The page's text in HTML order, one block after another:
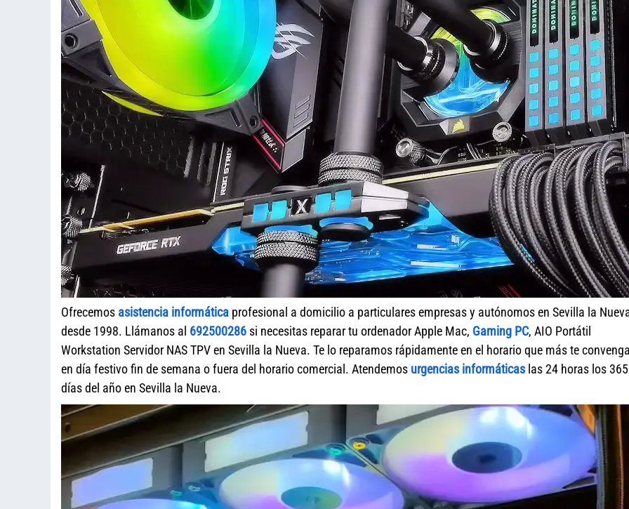
Ofrecemos asistencia informática profesional a domicilio a particulares empresas y autónomos en Sevilla la
desde 1998. Llámanos al 692500286 si necesitas reparar tu ordenador Apple Mac, Gaming PC, AIO Portátil
Workstation Servidor NAS TPV en Sevilla la Nueva. Te lo reparamos rápidamente en el horario que más te
en día festivo fin de semana o fuera del horario comercial. Atendemos urgencias informáticas las 24 horas los 365
días del año en Sevilla la Nueva.